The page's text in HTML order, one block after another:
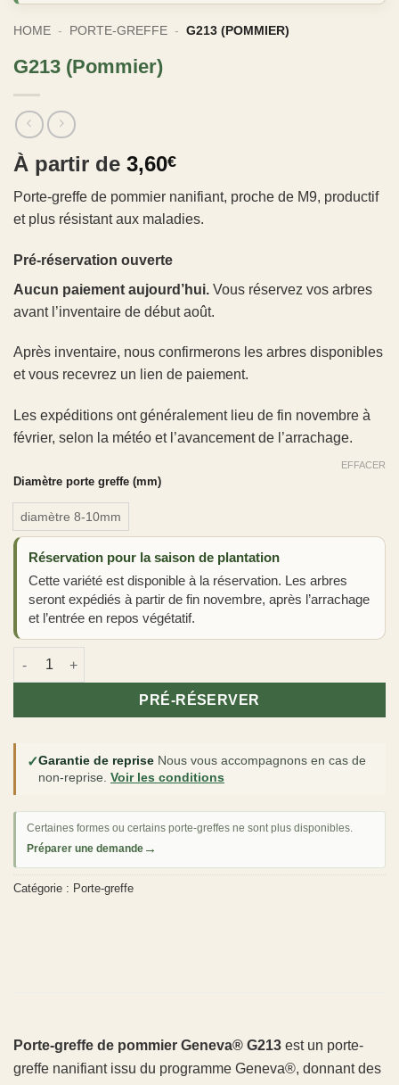
HOME - PORTE-GREFFE - G213 (POMMIER)
G213 (Pommier)
À partir de 3,60€
Porte-greffe de pommier nanifiant, proche de M9, productif
et plus résistant aux maladies.
Pré-réservation ouverte
Aucun paiement aujourd’hui. Vous réservez vos arbres
avant l’inventaire de début août.
Après inventaire, nous confirmerons les arbres disponibles
et vous recevrez un lien de paiement.
Les expéditions ont généralement lieu de fin novembre à
février, selon la météo et l’avancement de l’arrachage.
Diamètre porte greffe (mm)
diamètre 8-10mm
EFFACER
Réservation pour la saison de plantation
Cette variété est disponible à la réservation. Les arbres
seront expédiés à partir de fin novembre, après l’arrachage
et l’entrée en repos végétatif.
quantité de G213 (Pommier)
PRÉ-RÉSERVER
✓Garantie de reprise Nous vous accompagnons en cas de
non-reprise. Voir les conditions
Certaines formes ou certains porte-greffes ne sont plus disponibles.
Préparer une demande →
Catégorie : Porte-greffe
Porte-greffe de pommier Geneva® G213 est un porte-
greffe nanifiant issu du programme Geneva®, donnant des